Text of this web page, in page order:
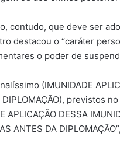
contudo, que deve ser
destacou o “caráter
o poder de
(IMUNIDADE
DIPLOMAÇÃO), previstos
APLICAÇÃO DESSA
ANTES DA